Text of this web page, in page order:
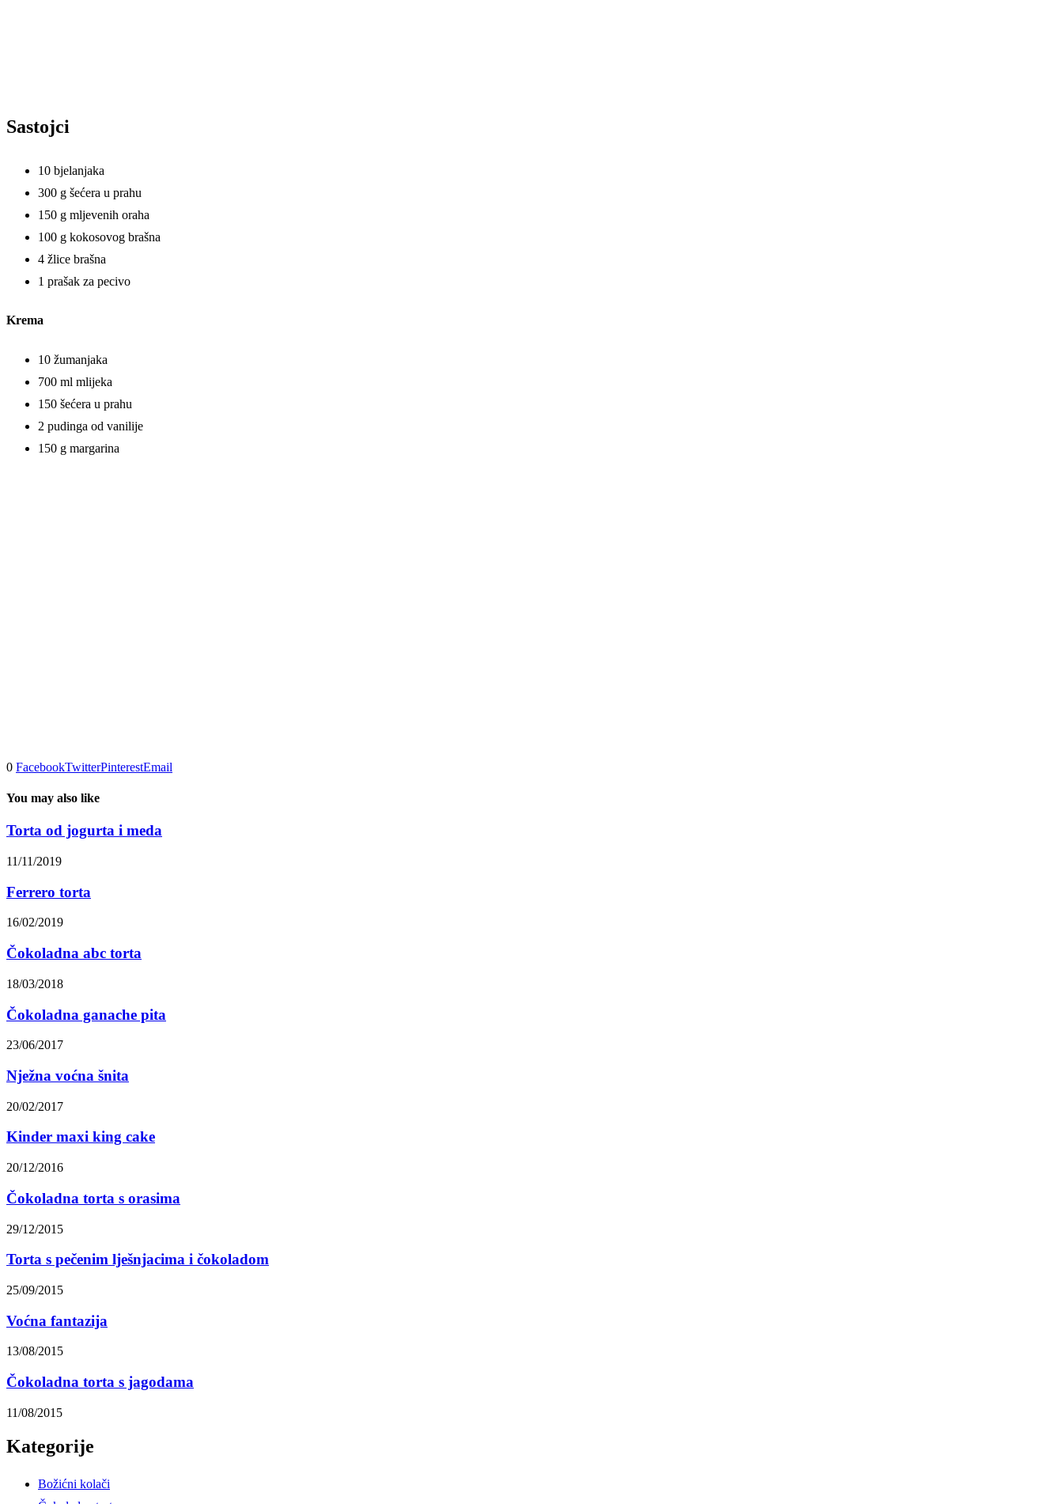
Sastojci
10 bjelanjaka
300 g šećera u prahu
150 g mljevenih oraha
100 g kokosovog brašna
4 žlice brašna
1 prašak za pecivo
Krema
10 žumanjaka
700 ml mlijeka
150 šećera u prahu
2 pudinga od vanilije
150 g margarina
0 FacebookTwitterPinterestEmail
You may also like
Torta od jogurta i meda
11/11/2019
Ferrero torta
16/02/2019
Čokoladna abc torta
18/03/2018
Čokoladna ganache pita
23/06/2017
Nježna voćna šnita
20/02/2017
Kinder maxi king cake
20/12/2016
Čokoladna torta s orasima
29/12/2015
Torta s pečenim lješnjacima i čokoladom
25/09/2015
Voćna fantazija
13/08/2015
Čokoladna torta s jagodama
11/08/2015
Kategorije
Božićni kolači